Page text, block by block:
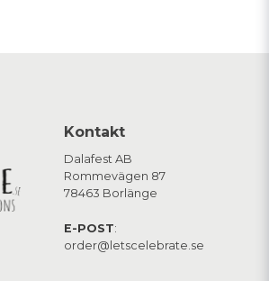
Kontakt
Dalafest AB
Rommevägen 87
78463 Borlänge
E-POST:
order@letscelebrate.se